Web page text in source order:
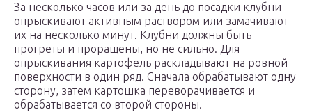
За несколько часов или за день до посадки клубни
опрыскивают активным раствором или замачивают
их на несколько минут. Клубни должны быть
прогреты и проращены, но не сильно. Для
опрыскивания картофель раскладывают на ровной
поверхности в один ряд. Сначала обрабатывают одну
сторону, затем картошка переворачивается и
обрабатывается со второй стороны.